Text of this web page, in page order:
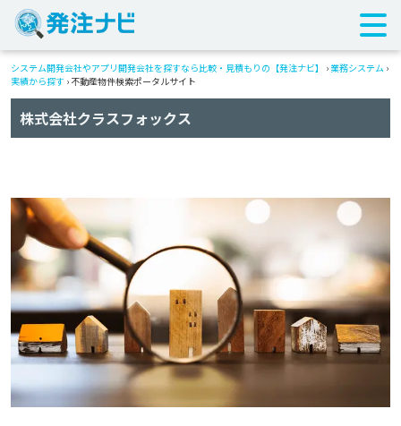
システム開発会社やアプリ開発会社を探すなら比較・見積もりの【発注ナビ】 › 業務システム ›
実績から探す › 不動産物件検索ポータルサイト
株式会社クラスフォックス